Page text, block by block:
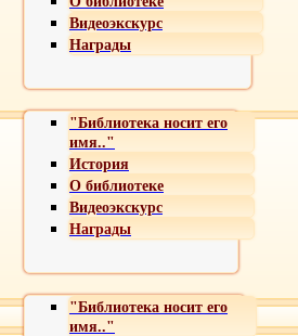
Видеоэкскурс
Награды
"Библиотека носит его
имя.."
История
О библиотеке
Видеоэкскурс
Награды
"Библиотека носит его
имя.."